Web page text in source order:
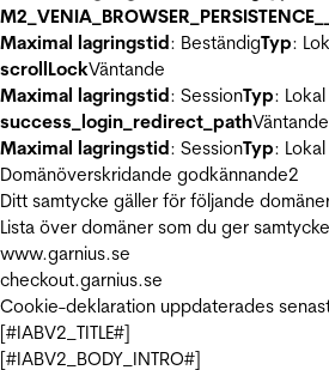
Maximal lagringstid: BeständigTyp:
scrollLockVäntande
Maximal lagringstid: SessionTyp:
success_login_redirect_pathVäntande
Maximal lagringstid: SessionTyp:
Domänöverskridande godkännande2
Ditt samtycke gäller för följande
Lista över domäner som du ger
www.garnius.se
checkout.garnius.se
Cookie-deklaration uppdaterades
[#IABV2_TITLE#]
[#IABV2_BODY_INTRO#]